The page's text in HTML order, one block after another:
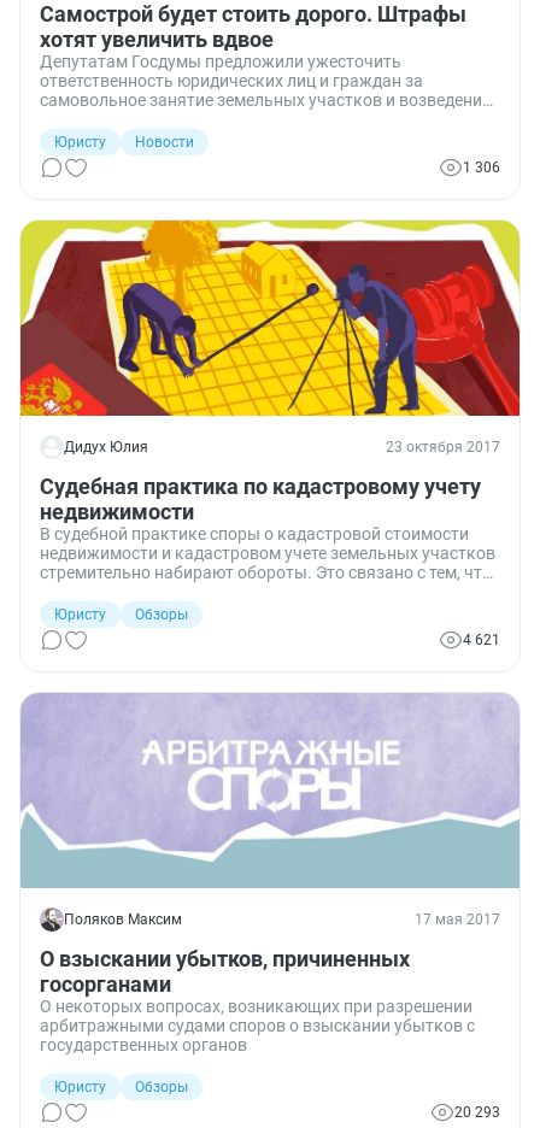
Самострой будет стоить дорого. Штрафы
хотят увеличить вдвое
Депутатам Госдумы предложили ужесточить
ответственность юридических лиц и граждан за
самовольное занятие земельных участков и возведение
поддержку, то минимальный штраф для организаций
будет составлять 200 тысяч рублей.
Юристу
Новости
1 306
Дидух Юлия 23 октября 2017
Судебная практика по кадастровому учету
недвижимости
В судебной практике споры о кадастровой стоимости
недвижимости и кадастровом учете земельных участков
стремительно набирают обороты. Это связано с тем, что
исчисляются именно, исходя из кадастровой стоимости,
а учетные данные кадастрового реестра имеют большое
влияние на статус недвижимости. В обзоре судебной
Юристу
Обзоры
4 621
Поляков Максим 17 мая 2017
О взыскании убытков, причиненных
госорганами
О некоторых вопросах, возникающих при разрешении
арбитражными судами споров о взыскании убытков с
государственных органов
Юристу
Обзоры
20 293